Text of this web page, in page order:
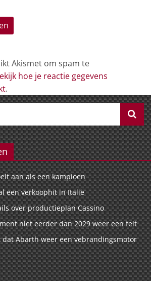
Akismet om spam te
hoe je reactie gegevens
.
aan als een kampioen
een verkoophit in Italië
over productieplan Cassino
niet eerder dan 2029 weer een feit
dat Abarth weer een vebrandingsmotor